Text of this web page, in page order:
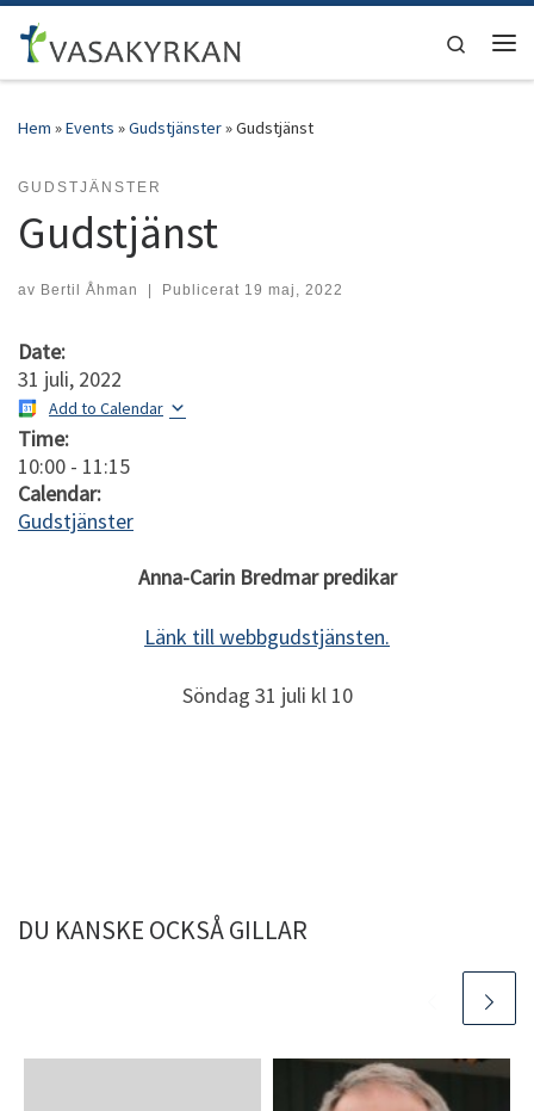
Hoppa till innehåll
Search
Hem »Events »Gudstjänster»Gudstjänst
GUDSTJÄNSTER
Gudstjänst
av Bertil Åhman | Publicerat 19 maj, 2022
Date:
31 juli, 2022
Add to Calendar
Time:
10:00 - 11:15
Calendar:
Gudstjänster
Anna-Carin Bredmar predikar
Länk till webbgudstjänsten.
Söndag 31 juli kl 10
DU KANSKE OCKSÅ GILLAR